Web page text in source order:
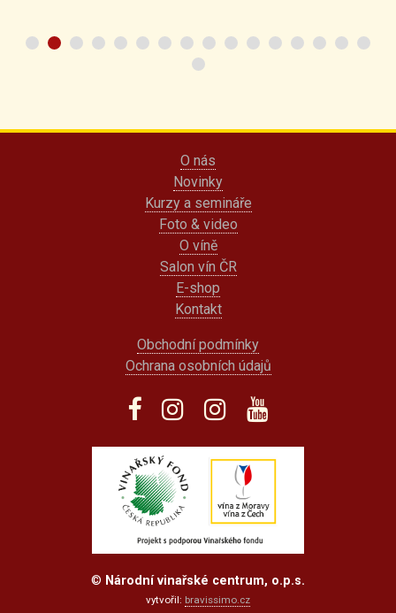
O nás
Novinky
Kurzy a semináře
Foto & video
O víně
Salon vín ČR
E-shop
Kontakt
Obchodní podmínky
Ochrana osobních údajů
© Národní vinařské centrum, o.p.s.
vytvořil: bravissimo.cz